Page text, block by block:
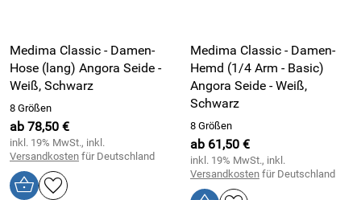
Medima Classic - Damen-
Hose (lang) Angora Seide -
Weiß, Schwarz
8 Größen
ab 78,50 €
inkl. 19% MwSt., inkl.
Versandkosten für Deutschland
Medima Classic - Damen-
Hemd (1/4 Arm - Basic)
Angora Seide - Weiß,
Schwarz
8 Größen
ab 61,50 €
inkl. 19% MwSt., inkl.
Versandkosten für Deutschland